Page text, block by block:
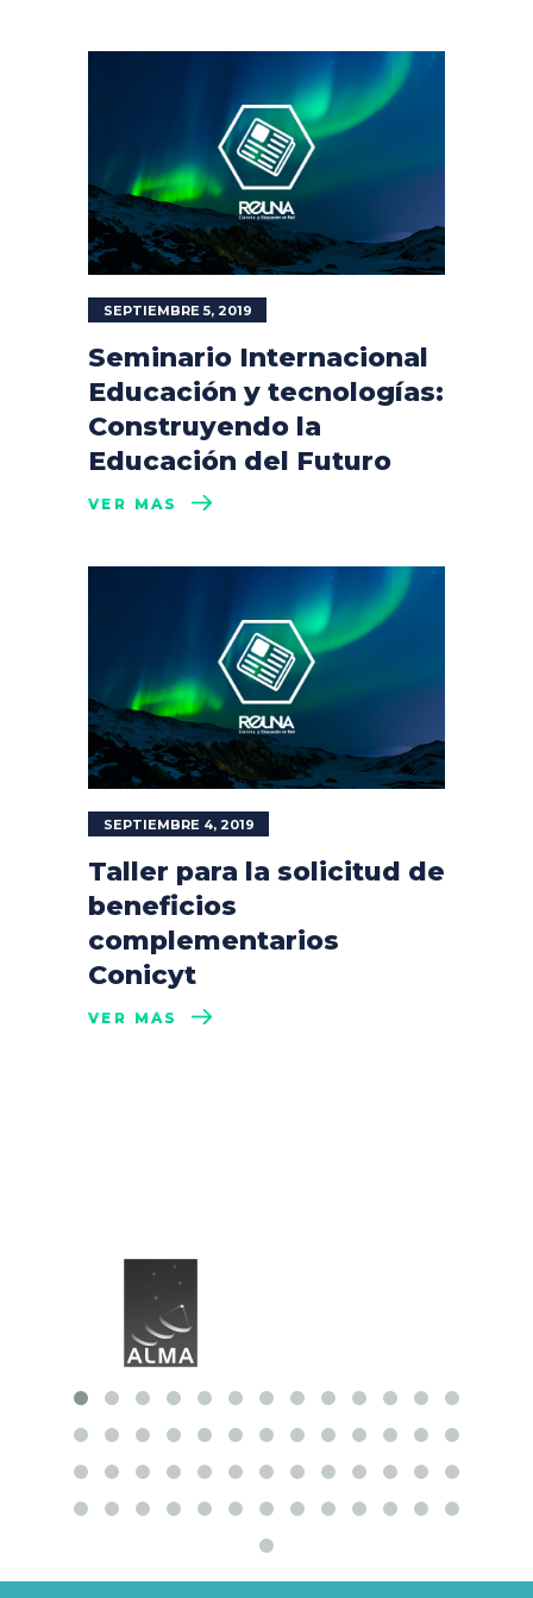
SEPTIEMBRE 5, 2019
Seminario Internacional
Educación y tecnologías:
Construyendo la
Educación del Futuro
VER MÁS
SEPTIEMBRE 4, 2019
Taller para la solicitud de
beneficios
complementarios
Conicyt
VER MÁS